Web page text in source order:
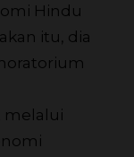
Hindu
itu, dia
melalui